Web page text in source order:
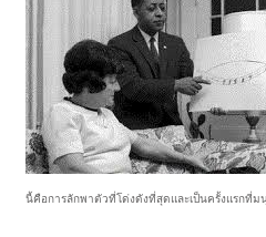
นี้คือการลักพาตัวที่โด่งดังที่สุดและเป็นครั้งแรกที่